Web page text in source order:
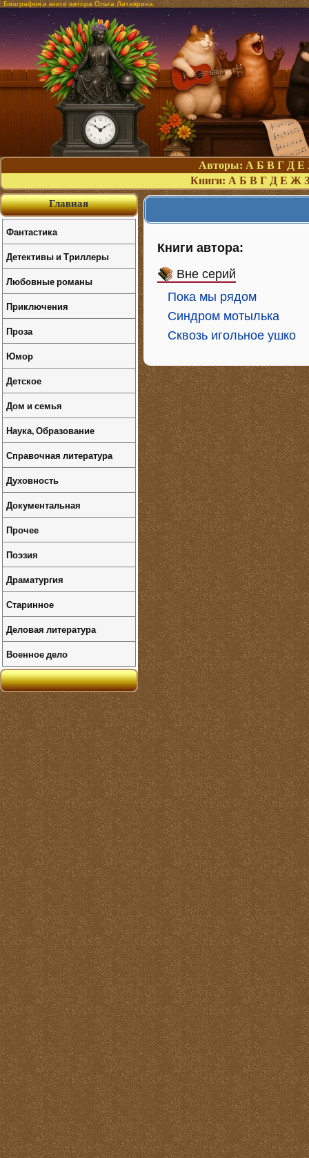
Биография и книги автора Ольга Литаврина
Авторы: А Б В Г Д Е
Книги: А Б В Г Д Е Ж З
Книги автора:
Вне серий
Пока мы рядом
Синдром мотылька
Сквозь игольное ушко
Главная
Фантастика
Детективы и Триллеры
Любовные романы
Приключения
Проза
Юмор
Детское
Дом и семья
Наука, Образование
Справочная литература
Духовность
Документальная
Прочее
Поэзия
Драматургия
Старинное
Деловая литература
Военное дело